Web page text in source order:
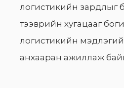
логистикийн зардлыг
тээврийн хугацааг
логистикийн мэдлэгийг
анхааран ажиллаж